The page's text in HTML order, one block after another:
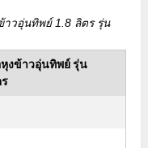
าวอุ่นทิพย์ 1.8 ลิตร รุ่น
งข้าวอุ่นทิพย์ รุ่น